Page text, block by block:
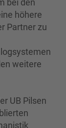
bei den
höhere
Partner zu
weitere
UB Pilsen